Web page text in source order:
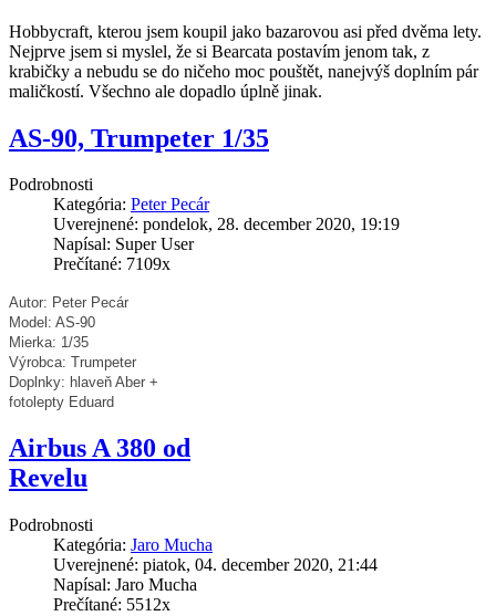
Hobbycraft, kterou jsem koupil jako bazarovou asi před dvěma lety.
Nejprve jsem si myslel, že si Bearcata postavím jenom tak, z
krabičky a nebudu se do ničeho moc pouštět, nanejvýš doplním pár
maličkostí. Všechno ale dopadlo úplně jinak.
AS-90, Trumpeter 1/35
Podrobnosti
Kategória: Peter Pecár
Uverejnené: pondelok, 28. december 2020, 19:19
Napísal: Super User
Prečítané: 7109x
Autor: Peter Pecár
Model: AS-90
Mierka: 1/35
Výrobca: Trumpeter
Doplnky: hlaveň Aber +
fotolepty Eduard
Airbus A 380 od
Revelu
Podrobnosti
Kategória: Jaro Mucha
Uverejnené: piatok, 04. december 2020, 21:44
Napísal: Jaro Mucha
Prečítané: 5512x